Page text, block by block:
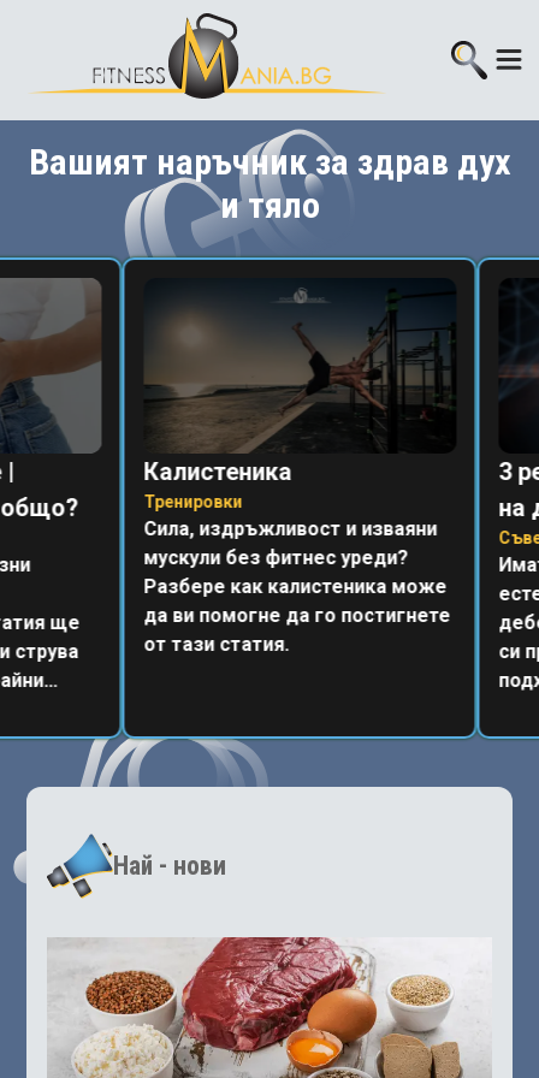
Вашият наръчник за здрав дух
и тяло
ще
струва
Калистеника
Тренировки
Сила, издръжливост и изваяни
мускули без фитнес уреди?
Разбере как калистеника може
да ви помогне да го постигнете
от тази статия.
3
на
си
Най - нови